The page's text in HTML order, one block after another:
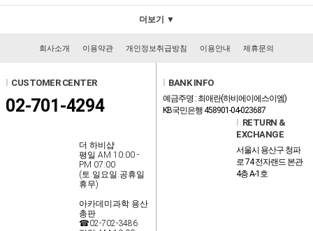
더보기 ▼
회사소개 이용약관 개인정보취급방침 이용안내 제휴문의
l CUSTOMER CENTER
02-701-4294
더 하비샵
평일 AM 10:00 -
PM 07:00
(토.일요일.공휴일
휴무)
아카데미과학 용산
총판
☎02-702-3486
l BANK INFO
예금주명 : 최애란(하비에이에스이엠)
KB국민은행 458901-04-023687
l RETURN &
EXCHANGE
서울시 용산구 청파
로 74 전자랜드 본관
4층 A-1호